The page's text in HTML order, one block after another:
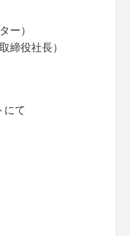
ー）
締役社長）
にて